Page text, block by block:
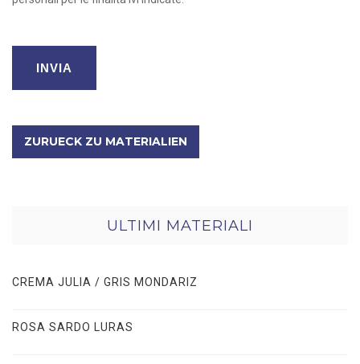
ZURUECK ZU MATERIALIEN
ULTIMI MATERIALI
CREMA JULIA / GRIS MONDARIZ
ROSA SARDO LURAS